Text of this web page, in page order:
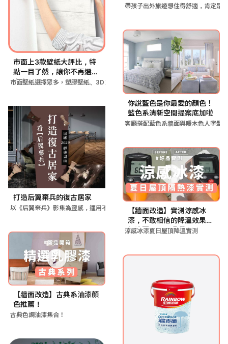
市面上3款壁紙大評比，特
點一目了然，讓你不再選不
出來！
市面壁紙選擇眾多，塑膠壁紙、3D立體壁貼與水貼式壁紙各有優缺
打造后翼棄兵的復古居家
以《后翼棄兵》影集為靈感，運用不同彩度的綠色（薄荷綠、灰綠）
【牆面改造】古典系油漆顏
色推薦！
古典色調油漆集合！
帶孩子出外旅遊想住得舒適，肯定是
你說藍色是你最愛的顏色！
藍色系清新空間提案底加啦
客廳搭配藍色系牆面與暖木色人字型
【牆面改造】實測涼感冰
漆，不敢相信的降溫效果！
解決夏日屋項曝曬問題
涼感冰漆夏日屋頂降溫實測